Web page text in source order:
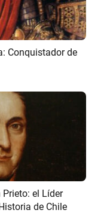
Conquistador de
el Líder
de Chile